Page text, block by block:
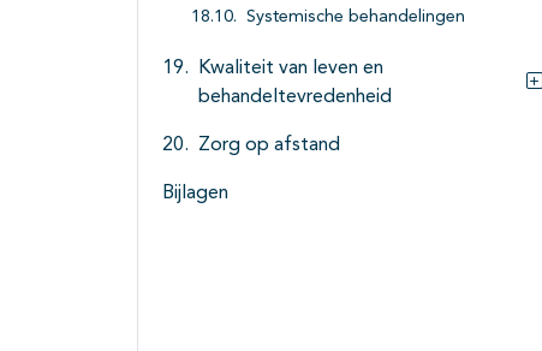
Systemische behandelingen
Kwaliteit van leven en
behandeltevredenheid
Zorg op afstand
Bijlagen